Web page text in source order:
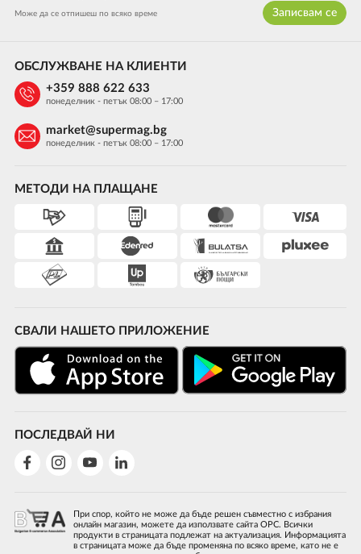
Може да се отпишеш по всяко време Записвам се
МЕТОДИ НА ПЛАЩАНЕ
СВАЛИ НАШЕТО ПРИЛОЖЕНИЕ
ПОСЛЕДВАЙ НИ
ОБСЛУЖВАНЕ НА КЛИЕНТИ
+359 888 622 633
понеделник - петък 08:00 – 17:00
market@supermag.bg
понеделник - петък 08:00 – 17:00
При спор, който не може да бъде решен съвместно с избрания
онлайн магазин, можете да използвате сайта ОРС. Всички
продукти в страницата подлежат на актуализация. Информацията
в страницата може да бъде променяна по всяко време, като не е